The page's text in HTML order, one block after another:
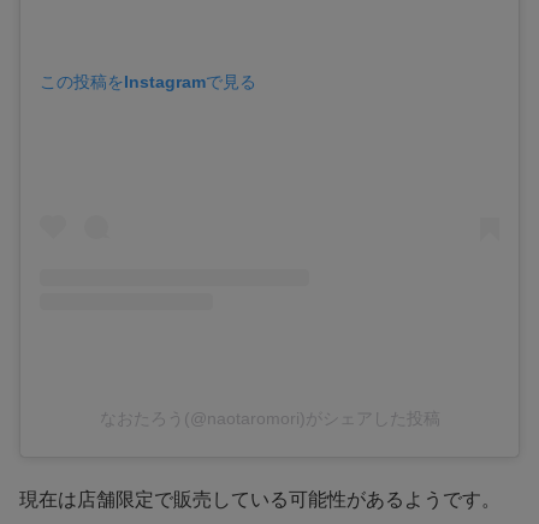
この投稿をInstagramで見る
なおたろう(@naotaromori)がシェアした投稿
現在は店舗限定で販売している可能性があるようです。